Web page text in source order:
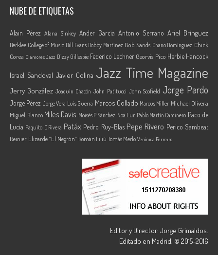
NUBE DE ETIQUETAS
Alain Pérez Alana Sinkey Ander García Antonio Serrano Ariel Brínguez
Berklee College of Music Bill Evans Bobby Martínez Bob Sands Chano Domínguez Chick
Corea Clamores Jazz Dizzy Gillespie Federico Lechner Georvis Pico Herbie Hancock
Israel Sandoval Javier Colina Jazz Time Magazine
Jerry González Joaquin Chacón John Patitucci John Scofield Jorge Pardo
Jorge Pérez Jorge Vera Luis Guerra Marcos Collado Marcus Miller Michael Olivera
Miguel Blanco Miles Davis Moisés P. Sánchez Noa Lur Pablo Martín Caminero Paco de
Lucía Paquito D'Rivera Patáx Pedro Ruy-Blas Pepe Rivero Perico Sambeat
Reinier Elizarde “El Negrón” Román Filiú Tomás Merlo Verónica Ferreiro
Editor y Director: Jorge Grimaldos.
Editado en Madrid. © 2015-2016